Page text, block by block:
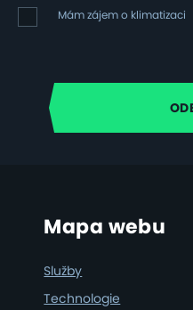
Mám
zájem
Mám zájem o klimatizaci
Footer
Mapa webu
Služby
Technologie